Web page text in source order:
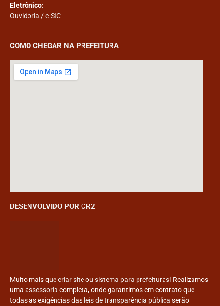
Eletrônico:
Ouvidoria /e-SIC
COMO CHEGAR NA PREFEITURA
DESENVOLVIDO POR CR2
Muito mais que criar site sistema para prefeituras
! Realizamos
assessoria
completa, onde garantimos em contrato que
todas as exigências das leis de transparência pública
serão